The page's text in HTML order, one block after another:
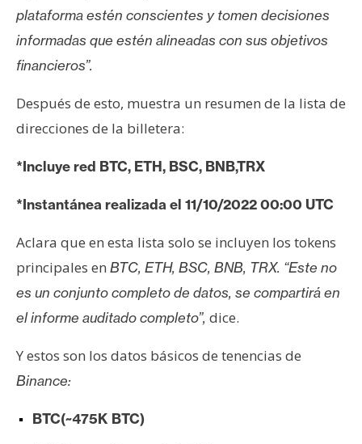
T
e
a
s
R
e
u
r
o
s
C
n
plataforma estén conscientes y tomen decisiones
informadas que estén alineadas con sus objetivos
financieros”.
Después de esto, muestra un resumen de la lista de
direcciones de la billetera:
*Incluye red BTC, ETH, BSC, BNB,TRX
*Instantánea realizada el 11/10/2022 00:00 UTC
Aclara que en esta lista solo se incluyen los tokens
principales en BTC, ETH, BSC, BNB, TRX. “Este no
es un conjunto completo de datos, se compartirá en
el informe auditado completo”, dice.
Y estos son los datos básicos de tenencias de
Binance:
BTC(~475K BTC)